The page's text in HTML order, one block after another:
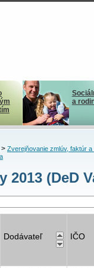
a
Zverejňovanie zmlúv, faktúr a
2013 (DeD
Dodávateľ IČO